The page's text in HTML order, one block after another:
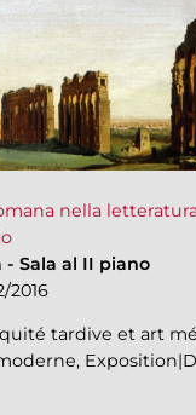
nella
- Sala al II piano
2016
tardive et art